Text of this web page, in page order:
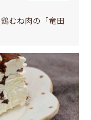
むね肉の「竜田